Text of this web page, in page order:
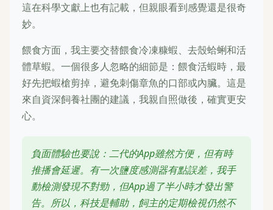
這在科學文獻上也有記載，但親眼看到感覺還是很奇
妙。
餵食方面，我主要交替餵食冷凍糠蝦、去殼蛤蜊和活
體草蝦。一個很多人忽略的細節是：餵食活蝦時，最
好先把蝦槍剪掉，避免刺傷章魚的口部或內臟。這是
來自資深飼養社團的建議，我親自照做後，確實更安
心。
負面體驗也要說：二代的App雖然方便，但有時
推播會延遲。有一次鹽度感測器有點誤差，我手
動檢測發現不對勁，但App過了半小時才發出警
告。所以，科技是輔助，飼主的定期檢視仍然不